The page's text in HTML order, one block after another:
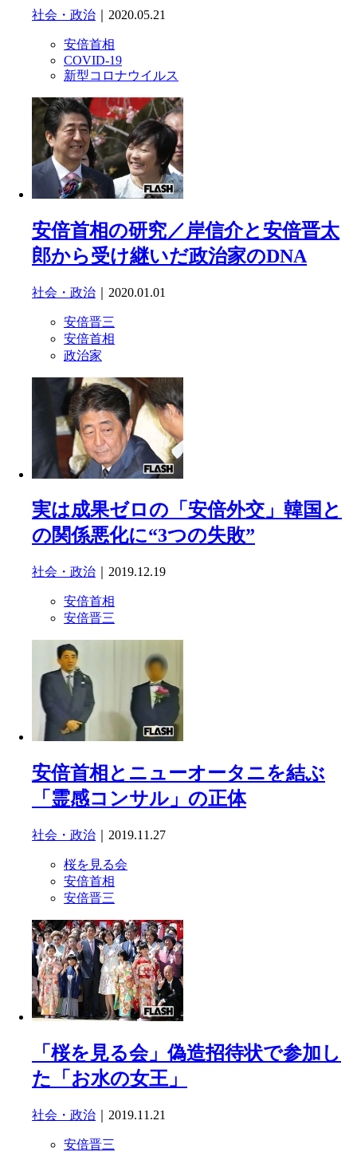
社会・政治 ｜2020.05.21
安倍首相
COVID-19
新型コロナウイルス
安倍首相の研究／岸信介と安倍晋太
郎から受け継いだ政治家のDNA
社会・政治 ｜2020.01.01
安倍晋三
安倍首相
政治家
実は成果ゼロの「安倍外交」韓国と
の関係悪化に“3つの失敗”
社会・政治 ｜2019.12.19
安倍首相
安倍晋三
安倍首相とニューオータニを結ぶ
「霊感コンサル」の正体
社会・政治 ｜2019.11.27
桜を見る会
安倍首相
安倍晋三
「桜を見る会」偽造招待状で参加し
た「お水の女王」
社会・政治 ｜2019.11.21
安倍晋三